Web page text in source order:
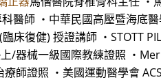
醫師 ・中華民國高壓暨海底醫
床復健) 授證講師 ・STOTT
/器械一級國際教練證照 ・
師證照 ・美國運動醫學會